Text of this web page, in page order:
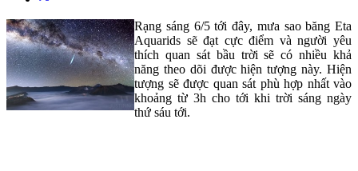
Rạng sáng 6/5 tới đây, mưa sao băng Eta
Aquarids sẽ đạt cực điểm và người yêu
thích quan sát bầu trời sẽ có nhiều khả
năng theo dõi được hiện tượng này. Hiện
tượng sẽ được quan sát phù hợp nhất vào
khoảng từ 3h cho tới khi trời sáng ngày
thứ sáu tới.